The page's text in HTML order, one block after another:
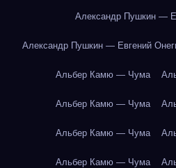
Александр Пушкин —
Александр Пушкин — Евгений
Альбер Камю — Чума
Альбер Камю — Чума
Альбер Камю — Чума
Альбер Камю — Чума